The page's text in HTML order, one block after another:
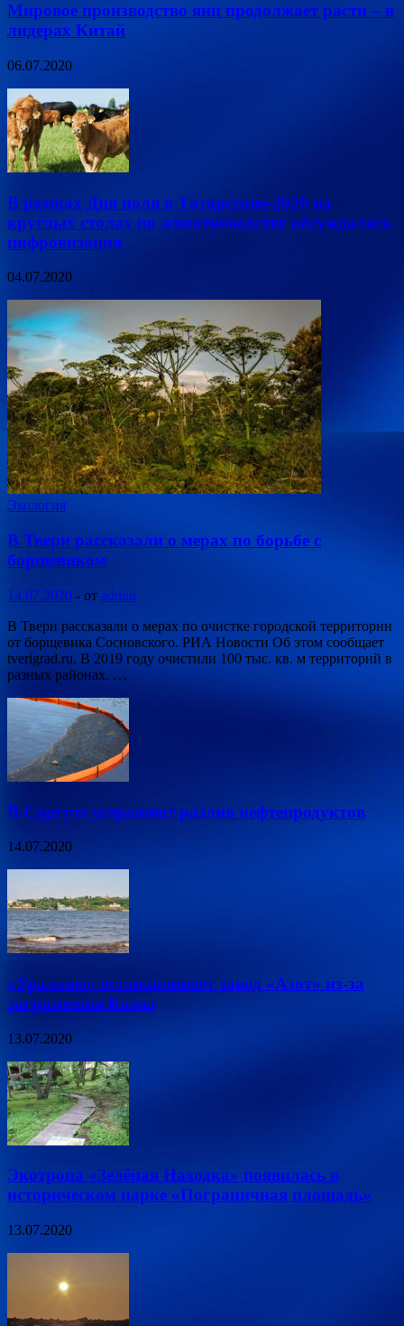
Мировое производство яиц продолжает расти – в
лидерах Китай
06.07.2020
В рамках Дня поля в Татарстане-2020 на
круглых столах по животноводству обсуждалась
цифровизация
04.07.2020
Экология
В Твери рассказали о мерах по борьбе с
борщевиком
14.07.2020 - от admin
В Твери рассказали о мерах по очистке городской территории
от борщевика Сосновского. РИА Новости Об этом сообщает
tverigrad.ru. В 2019 году очистили 100 тыс. кв. м территорий в
разных районах. …
В Сургуте устраняют разлив нефтепродуктов
14.07.2020
«Уралхим» останавливает завод «Азот» из-за
загрязнения Камы
13.07.2020
Экотропа «Зелёная Находка» появилась в
историческом парке «Пограничная площадь»
13.07.2020